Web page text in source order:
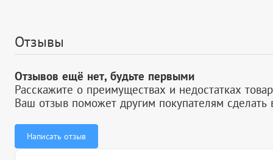
Отзывы
Отзывов ещё нет, будьте первыми
Расскажите о преимуществах и недостатках
Ваш отзыв поможет другим покупателям сделать
Написать отзыв